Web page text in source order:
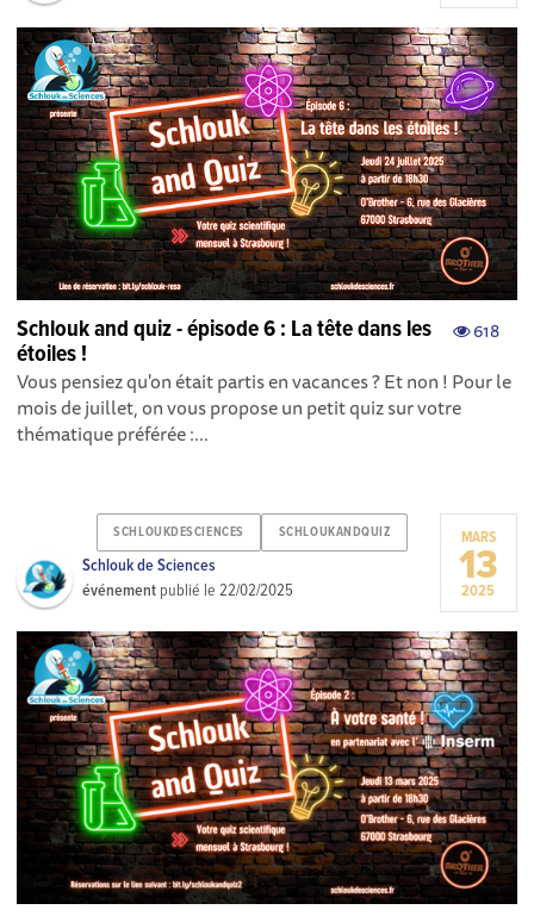
618
Schlouk and quiz - épisode 6 : La tête dans les
étoiles !
Vous pensiez qu'on était partis en vacances ? Et non ! Pour le
mois de juillet, on vous propose un petit quiz sur votre
thématique préférée :...
SCHLOUKDESCIENCES SCHLOUKANDQUIZ
Schlouk de Sciences
événement publié le22/02/2025
MARS
13
2025